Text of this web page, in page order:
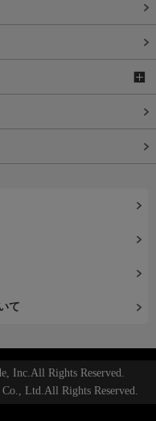
て
Inc.All Rights Reserved.
Ltd.All Rights Reserved.